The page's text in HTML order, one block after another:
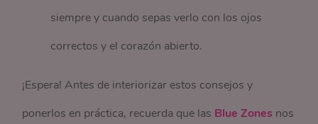
siempre y cuando sepas verlo con los ojos
correctos y el corazón abierto.
¡Espera! Antes de interiorizar estos consejos y
ponerlos en práctica, recuerda que las Blue Zones nos